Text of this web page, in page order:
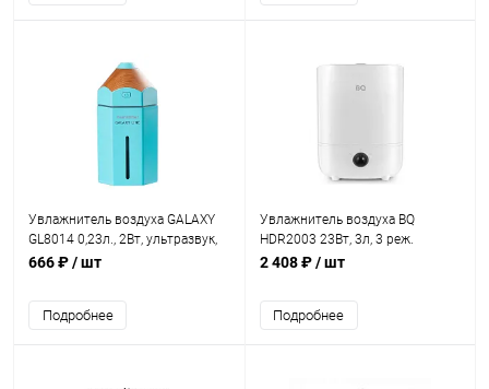
Увлажнитель воздуха GALAXY
GL8014 0,23л., 2Вт, ультразвук,
ароматизация
666 ₽/ шт
Подробнее
Увлажнитель воздуха BQ
HDR2003 23Вт, 3л, 3 реж.
ультразвук, 20м2, белый
2 408 ₽/ шт
Подробнее